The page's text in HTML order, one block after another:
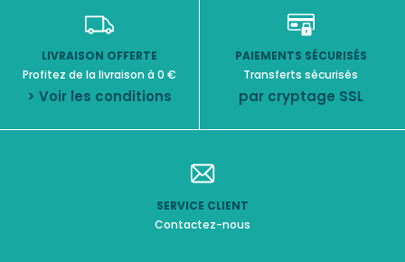
LIVRAISON OFFERTE
Profitez de la livraison à 0 €
> Voir les conditions
PAIEMENTS SÉCURISÉS
Transferts sécurisés
par cryptage SSL
SERVICE CLIENT
Contactez-nous